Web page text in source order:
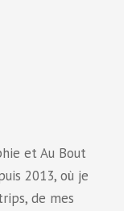
et Au Bout
2013, où je
de mes